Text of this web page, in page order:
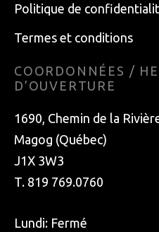
Politique de
Termes et conditions
COORDONNÉES /
D’OUVERTURE
1690, Chemin de la
Magog (Québec)
J1X 3W3
T. 819 769.0760
Lundi: Fermé